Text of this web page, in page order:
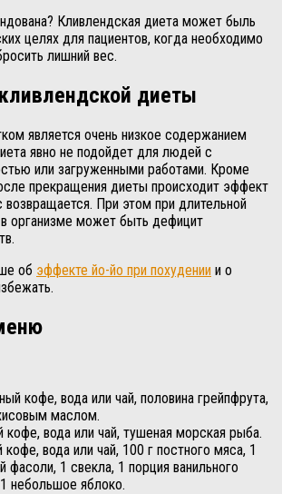
Кливлендская диета может быль
целях для пациентов, когда необходимо
лишний вес.
диеты
является очень низкое содержанием
явно не подойдет для людей с
или загруженными работами. Кроме
прекращения диеты происходит эффект
При этом при длительной
организме может быть дефицит
об эффекте йо-йо при похудении и о
кофе, вода или чай, половина грейпфрута,
маслом.
кофе, вода или чай, тушеная морская рыба.
кофе, вода или чай, 100 г постного мяса, 1
фасоли, 1 свекла, 1 порция ванильного
небольшое яблоко.